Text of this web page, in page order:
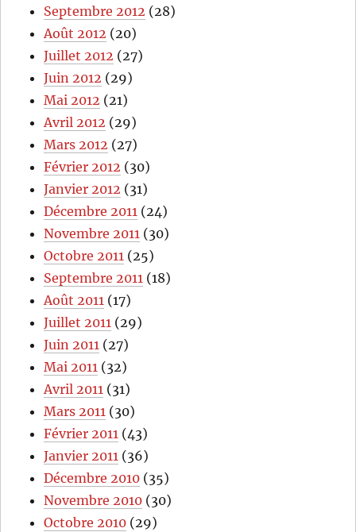
Septembre 2012 (28)
Août 2012 (20)
Juillet 2012 (27)
Juin 2012 (29)
Mai 2012 (21)
Avril 2012 (29)
Mars 2012 (27)
Février 2012 (30)
Janvier 2012 (31)
Décembre 2011 (24)
Novembre 2011 (30)
Octobre 2011 (25)
Septembre 2011 (18)
Août 2011 (17)
Juillet 2011 (29)
Juin 2011 (27)
Mai 2011 (32)
Avril 2011 (31)
Mars 2011 (30)
Février 2011 (43)
Janvier 2011 (36)
Décembre 2010 (35)
Novembre 2010 (30)
Octobre 2010 (29)